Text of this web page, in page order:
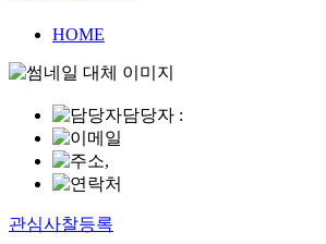
HOME
담당자 :
,
관심사찰등록